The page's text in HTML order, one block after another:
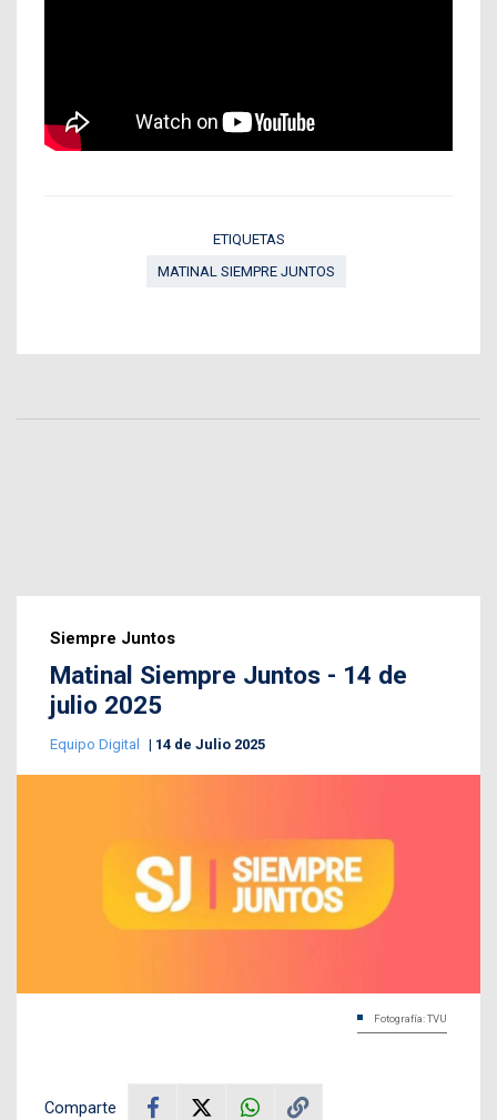
ETIQUETAS
MATINAL SIEMPRE JUNTOS
Siempre Juntos
Matinal Siempre Juntos - 14 de
julio 2025
Equipo Digital 14 de Julio 2025
Fotografía: TVU
Comparte